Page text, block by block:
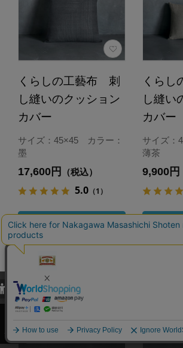
くらしの工藝布 刺
し縫いのクッション
カバー
サイズ：45×45 カラー：
墨
17,600円 （税込）
5.0（1）
カートに入れる
あとで買う
くら
し縫い
カバー
サイズ：
薄茶
9,900円
カ
当サイトでは、当サイト内における閲覧履歴・属
び利便性向上のためにクッキー（Cookie）を使用
関しては「プライバシーポリシー
承諾する